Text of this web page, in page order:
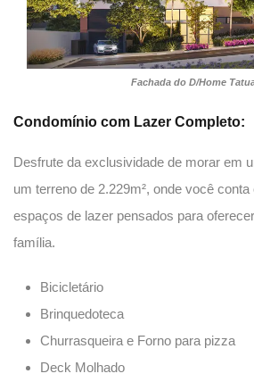
Fachada do D/Home
Condomínio com Lazer Completo:
Desfrute da exclusividade de morar em
um terreno de 2.229m², onde você
espaços de lazer pensados para
família.
Bicicletário
Brinquedoteca
Churrasqueira e Forno para pizza
Deck Molhado